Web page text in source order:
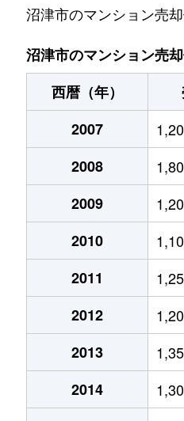
西条町
1,800万円
西条町
1,000万円
三枚橋町
1,900万円
350万円
白銀町
1,400万円
新宿町
990万円
杉崎町
950万円
杉崎町
650万円
杉崎町
990万円
浅間町
2,900万円
高沢町
3,200万円
沼津市のマンション売却
沼津市のマンション売
西暦（年）
2007
2008
2009
2010
2011
2012
2013
2014